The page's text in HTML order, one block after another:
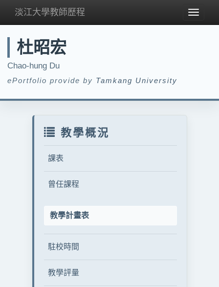
Toggle
淡江大學教師歷程
杜昭宏
Chao-hung Du
ePortfolio provide by Tamkang University
教學概況
課表
曾任課程
教學計畫表
駐校時間
教學評量